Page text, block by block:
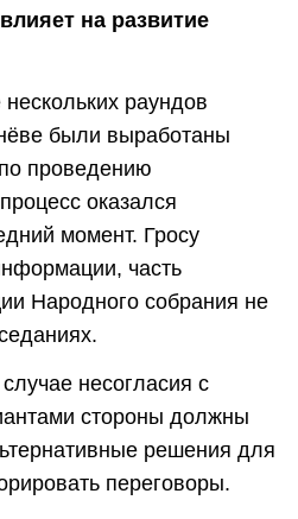
на развитие
раундов
были выработаны
проведению
оказался
момент. Гросу
часть
Народного собрания не
несогласия с
стороны должны
решения для
переговоры.